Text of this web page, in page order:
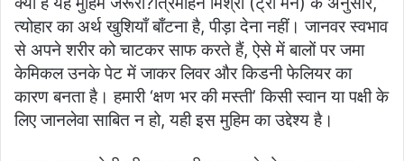
त्योहार का अर्थ खुशियाँ बाँटना है, पीड़ा देना नहीं। जानवर स्वभाव
से अपने शरीर को चाटकर साफ करते हैं, ऐसे में बालों पर जमा
केमिकल उनके पेट में जाकर लिवर और किडनी फेलियर का
कारण बनता है। हमारी ‘क्षण भर की मस्ती’ किसी स्वान या पक्षी के
लिए जानलेवा साबित न हो, यही इस मुहिम का उद्देश्य है।